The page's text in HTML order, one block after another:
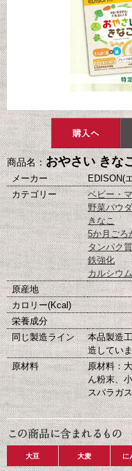
商品名：おやさい きな
メーカー
EDISON(
カテゴリー
ベビー・
野菜パウ
きなこ
5か月ごろ
タンパク
鉄強化
カルシウ
原産地
カロリー(Kcal)
栄養成分
同じ製造ライン
本品製造
造してい
原材料
原材料：
ん粉末、
スパラガ
大豆 大麦 に